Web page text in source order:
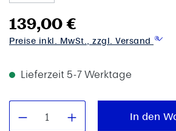
139,00 €
Preise inkl. MwSt., zzgl. Versand
Lieferzeit 5-7 Werktage
Produkt Anzahl: GibIn den